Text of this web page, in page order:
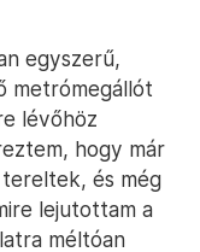
egyszerű,
metrómegállót
lévőhöz
hogy már
és még
lejutottam a
méltóan